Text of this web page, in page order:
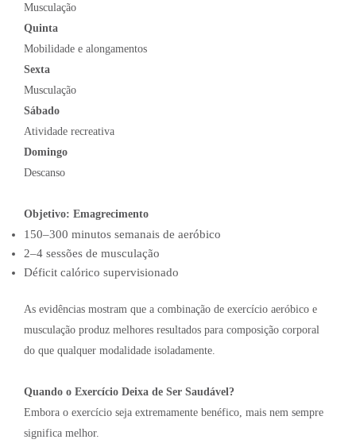
Musculação
Quinta
Mobilidade e alongamentos
Sexta
Musculação
Sábado
Atividade recreativa
Domingo
Descanso
Objetivo: Emagrecimento
150–300 minutos semanais de aeróbico
2–4 sessões de musculação
Déficit calórico supervisionado
As evidências mostram que a combinação de exercício aeróbico e
musculação produz melhores resultados para composição corporal
do que qualquer modalidade isoladamente.
Quando o Exercício Deixa de Ser Saudável?
Embora o exercício seja extremamente benéfico, mais nem sempre
significa melhor.